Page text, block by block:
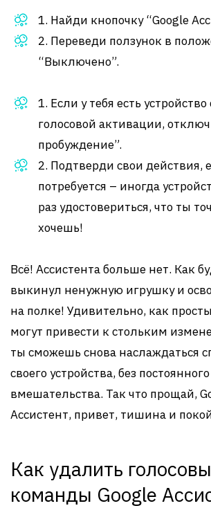
1. Найди кнопочку “Google
2. Переведи ползунок в
“Выключено”.
1. Если у тебя есть
голосовой активации,
пробуждение”.
2. Подтверди свои действия,
потребуется – иногда
раз удостовериться, что ты
хочешь!
Всё! Ассистента больше нет. Как
выкинул ненужную игрушку и
на полке! Удивительно, как
могут привести к стольким
ты сможешь снова наслаждаться
своего устройства, без постоянного
вмешательства. Так что прощай,
Ассистент, привет, тишина и
Как удалить
команды Google